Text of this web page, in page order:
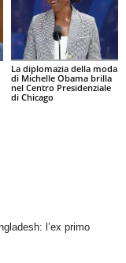
La diplomazia della moda
di Michelle Obama brilla
nel Centro Presidenziale
di Chicago
l’ex primo